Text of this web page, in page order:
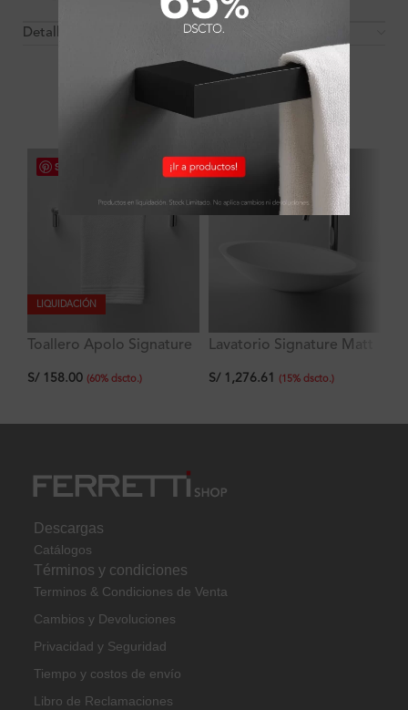
Detalles y Material
OTROS PRODUCTOS QUE PUEDEN
Save
LIQUIDACIÓN
Toallero Apolo Signature
S/ 158.00 (60% dscto.)
Save
Lavatorio Signature Matt
60x35x10.5 cm
S/1,276.61 (15% dscto.)
Descargas
Catálogos
Términos y condiciones
Terminos & Condiciones de Venta
Cambios y Devoluciones
Privacidad y Seguridad
Tiempo y costos de envío
Libro de Reclamaciones